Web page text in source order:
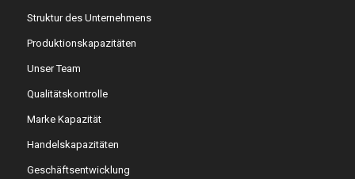
Struktur des Unternehmens
Produktionskapazitäten
Unser Team
Qualitätskontrolle
Marke Kapazität
Handelskapazitäten
Geschäftsentwicklung